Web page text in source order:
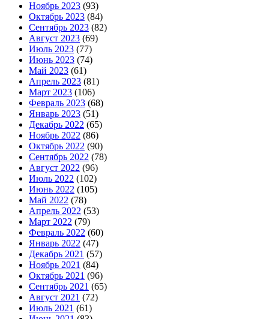
Ноябрь 2023 (93)
Октябрь 2023 (84)
Сентябрь 2023 (82)
Август 2023 (69)
Июль 2023 (77)
Июнь 2023 (74)
Май 2023 (61)
Апрель 2023 (81)
Март 2023 (106)
Февраль 2023 (68)
Январь 2023 (51)
Декабрь 2022 (65)
Ноябрь 2022 (86)
Октябрь 2022 (90)
Сентябрь 2022 (78)
Август 2022 (96)
Июль 2022 (102)
Июнь 2022 (105)
Май 2022 (78)
Апрель 2022 (53)
Март 2022 (79)
Февраль 2022 (60)
Январь 2022 (47)
Декабрь 2021 (57)
Ноябрь 2021 (84)
Октябрь 2021 (96)
Сентябрь 2021 (65)
Август 2021 (72)
Июль 2021 (61)